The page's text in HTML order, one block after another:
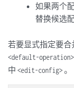
如果两个
替换候选
若要显式指定要
<default-operation>
中 <edit-config> 。